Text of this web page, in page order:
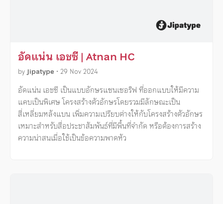
อัดแน่น เอชซี | Atnan HC
byJipatype • 29 Nov 2024
อัดแน่น เอชซี เป็นแบบอักษรแซนเซอริฟ ที่ออกแบบให้มีความ
แคบเป็นพิเศษ โครงสร้างตัวอักษรโดยรวมมีลักษณะเป็น
สี่เหลี่ยมหลังแบน เพิ่มความเปรียบต่างให้กับโครงสร้างตัวอักษร
เหมาะสำหรับสื่อประชาสัมพันธ์ที่มีพื้นที่จำกัด หรือต้องการสร้าง
ความน่าสนเมื่อใช้เป็นข้อความพาดหัว